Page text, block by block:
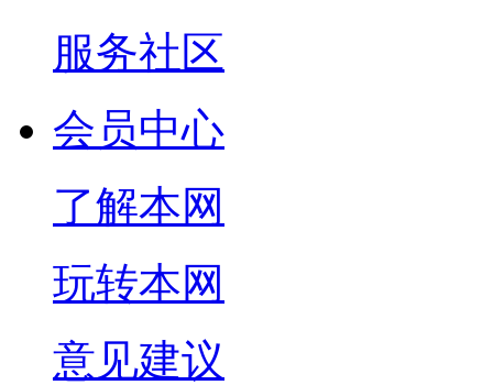
服务社区
会员中心
了解本网
玩转本网
意见建议